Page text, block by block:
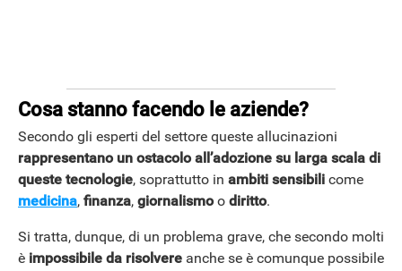
Cosa stanno facendo le aziende?
Secondo gli esperti del settore queste allucinazioni
rappresentano un ostacolo all’adozione su larga scala di
queste tecnologie, soprattutto in ambiti sensibili come
medicina, finanza, giornalismoo diritto.
Si tratta, dunque, di un problema grave, che secondo molti
è impossibile da risolvere anche se è comunque possibile